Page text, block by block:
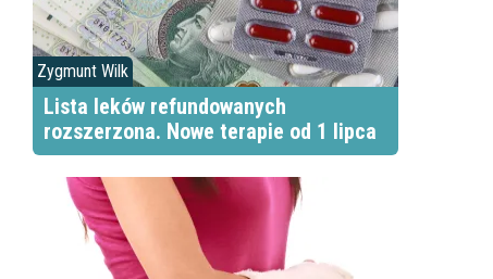
Zygmunt Wilk
Lista leków refundowanych
rozszerzona. Nowe terapie od 1 lipca